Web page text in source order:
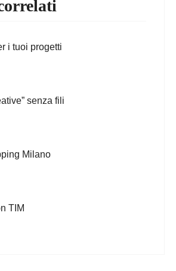
i tuoi progetti
senza fili
Milano
TIM